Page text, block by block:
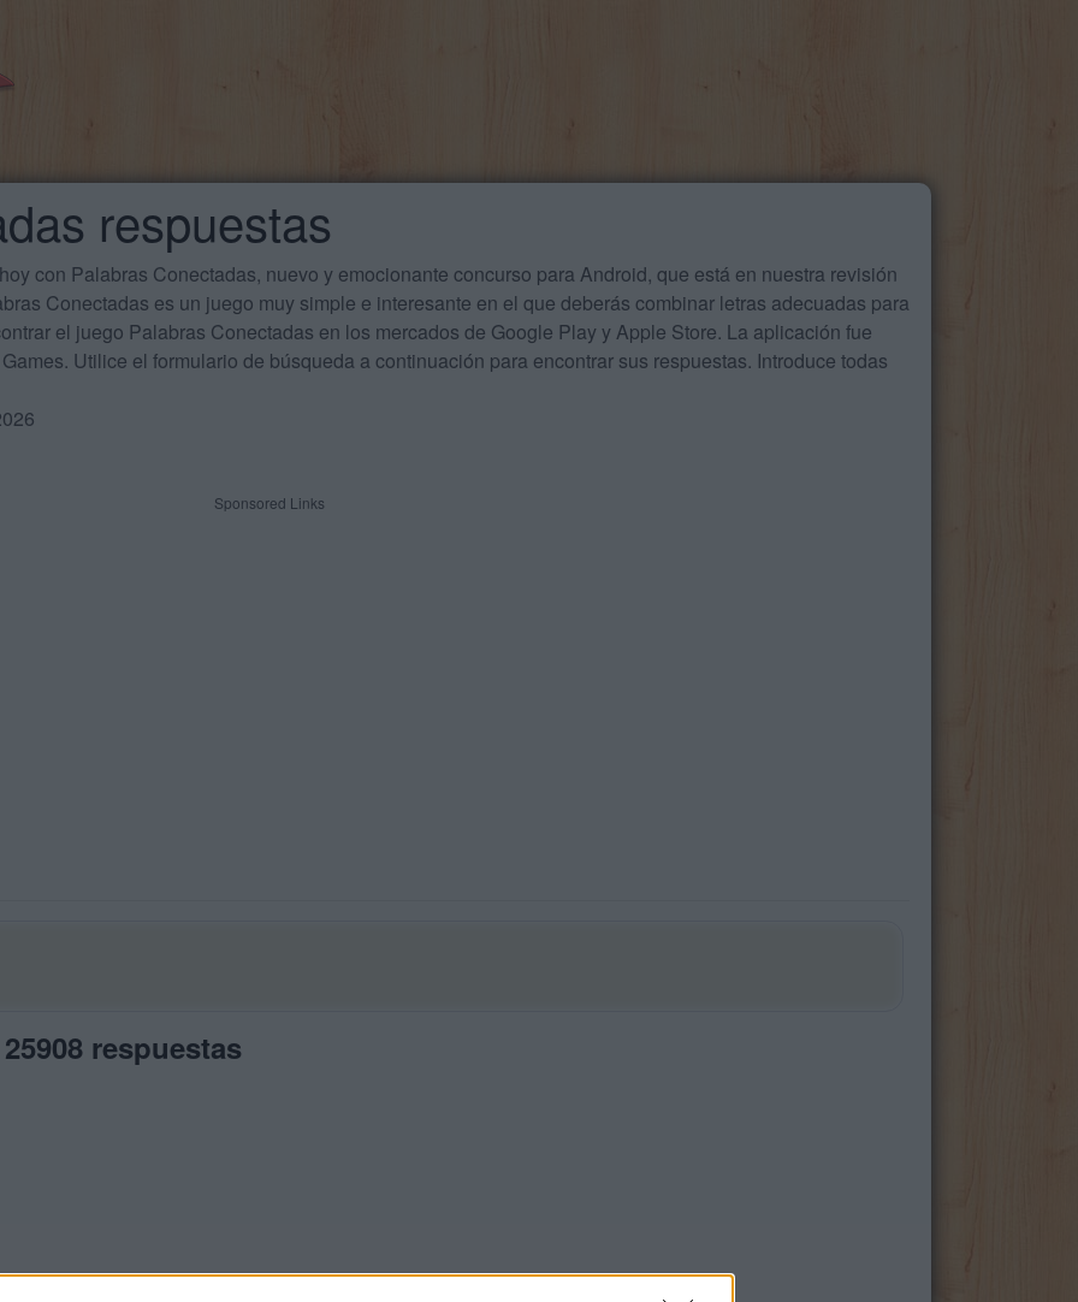
respuestas
con Palabras Conectadas, nuevo y emocionante concurso para Android, que está en nuestra revisión
Conectadas es un juego muy simple e interesante en el que deberás combinar letras adecuadas para
el juego Palabras Conectadas en los mercados de Google Play y Apple Store. La aplicación fue
Utilice el formulario de búsqueda a continuación para encontrar sus respuestas. Introduce todas
Sponsored Links
respuestas